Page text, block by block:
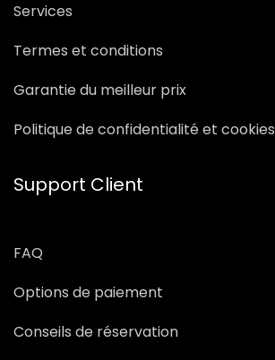
Services
Termes et conditions
Garantie du meilleur prix
Politique de confidentialité et cookies
Support Client
FAQ
Options de paiement
Conseils de réservation